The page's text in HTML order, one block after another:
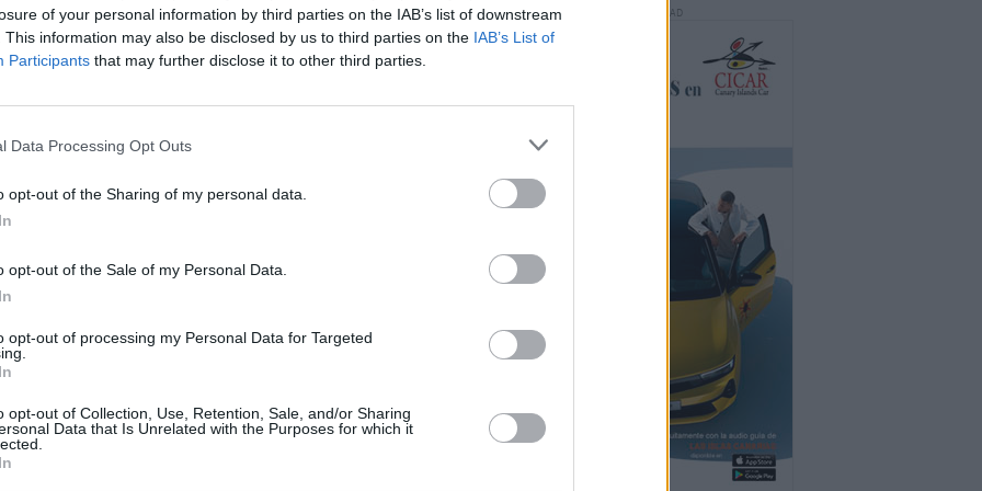
of your personal information by third parties on the IAB’s list of downstream
This information may also be disclosed by us to third parties on the IAB’s List of
Participants that may further disclose it to other third parties.
Data Processing Opt Outs
opt-out of the Sharing of my personal data.
opt-out of the Sale of my Personal Data.
opt-out of processing my Personal Data for Targeted
opt-out of Collection, Use, Retention, Sale, and/or Sharing
Data that Is Unrelated with the Purposes for which it
cita previa desde la página web del Cabildo, a partir de
la campaña de venta de árboles frutales a coste
Negro, esperando atender a más de 650 personas en
solicitar cita previa a partir de este lunes, 8 de junio,
Cabildo.
de julio, ambos inclusive, en la Granja Experimental de
cita previa. Se podrá obtener un máximo de dos
mango y tres ornamentales.
PUBLICIDAD